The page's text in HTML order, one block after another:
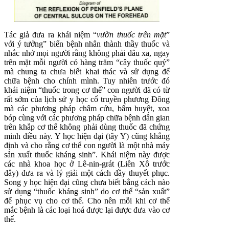
Tác giả đưa ra khái niệm “vườn thuốc trên mặt”
với ý tưởng” biến bệnh nhân thành thầy thuốc và
nhắc nhở mọi người rằng không phải đâu xa, ngay
trên mặt mỗi người có hàng trăm “cây thuốc quý”
mà chung ta chưa biết khai thác và sử dụng để
chữa bệnh cho chính mình. Tuy nhiên trước đó
khái niệm “thuốc trong cơ thể” con người đã có từ
rất sớm của lịch sử y học cổ truyền phương Đông
mà các phương pháp châm cứu, bấm huyệt, xoa
bóp cùng với các phương pháp chữa bệnh dân gian
trên khắp cơ thể không phải dùng thuốc đã chứng
minh điều này. Y học hiện đại (tây Y) cũng khẳng
định và cho rằng cơ thể con người là một nhà máy
sản xuất thuốc kháng sinh”. Khái niệm này được
các nhà khoa học ở Lê-nin-grát (Liên Xô trước
đây) đưa ra và lý giải một cách đầy thuyết phục.
Song y học hiện đại cũng chưa biết bằng cách nào
sử dụng “thuốc kháng sinh” do cơ thể “sản xuất”
để phục vụ cho cơ thể. Cho nên mỗi khi cơ thể
mắc bệnh là các loại hoá được lại được đưa vào cơ
thể.